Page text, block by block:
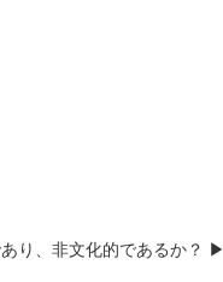
り、非文化的であるか？ ▶